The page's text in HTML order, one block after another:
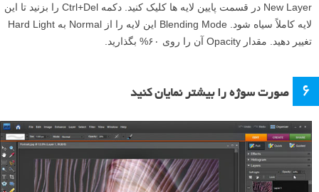
New Layer در قسمت پایین لایه ها کلیک کنید. دکمه Ctrl+Del را بزنید تا این
لایه کاملاً سیاه شود. Blending Mode این لایه را از Normal به Hard Light
تغییر دهید. مقدار Opacity آن را روی ۶۰% بگذارید.
۶ صورت سوژه را بیشتر نمایان کنید